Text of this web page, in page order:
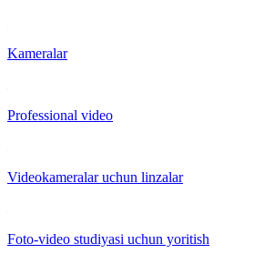
Kameralar
Professional video
Videokameralar uchun linzalar
Foto-video studiyasi uchun yoritish